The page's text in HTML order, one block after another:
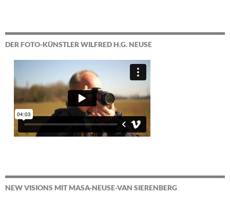
DER FOTO-KÜNSTLER WILFRED H.G. NEUSE
NEW VISIONS MIT MASA-NEUSE-VAN SIERENBERG